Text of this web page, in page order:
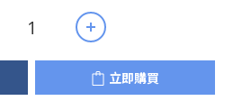
立即購買